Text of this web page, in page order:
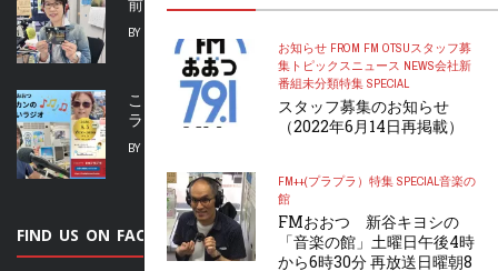
お知らせ FROM FM OTSUスタッフ募
集 トピックスニュース NEWS会社新
番組未分類特集 SPECIAL
スタッフ募集のお知らせ
（2022年6月14日再掲載）
FM++(プラプラ） 特集 SPECIAL音楽の
館
FMおおつ 新谷キヨシの
「音楽の館」土曜日午後4時
から6時30分 再放送日曜朝8
前11時から午後1時まで、生放送
BY
こんばんはおおつ 水曜日 “ヒラカンのすいすい
ラジオ” 午後6時スタート！2時間生放送！！
BY
FIND US ON FACEBOOK